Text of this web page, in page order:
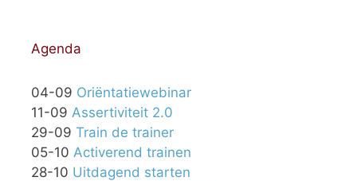
Agenda
04-09 Oriëntatiewebinar
11-09 Assertiviteit 2.0
29-09 Train de trainer
05-10 Activerend trainen
28-10 Uitdagend starten